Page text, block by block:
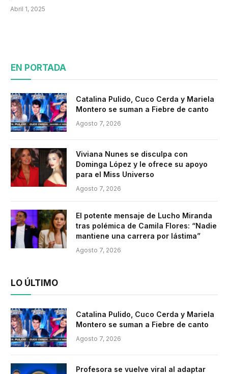
Abril 1, 2025
EN PORTADA
Catalina Pulido, Cuco Cerda y Mariela
Montero se suman a Fiebre de canto
Agosto 7, 2026
Viviana Nunes se disculpa con
Dominga López y le ofrece su apoyo
para el Miss Universo
Agosto 7, 2026
El potente mensaje de Lucho Miranda
tras polémica de Camila Flores: “Nadie
mantiene una carrera por lástima”
Agosto 7, 2026
LO ÚLTIMO
Catalina Pulido, Cuco Cerda y Mariela
Montero se suman a Fiebre de canto
Agosto 7, 2026
Profesora se vuelve viral al adaptar